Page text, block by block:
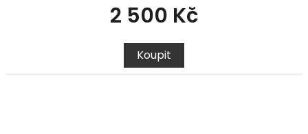
2 500 Kč
Koupit